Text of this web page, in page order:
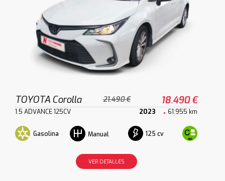
TOYOTA Corolla 21.490 € 18.490 €
1.5 ADVANCE 125CV 2023 61.955 km
Gasolina Manual 125 cv
VER DETALLES